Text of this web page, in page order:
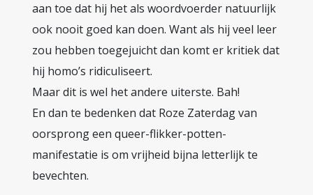
aan toe dat hij het als woordvoerder natuurlijk
ook nooit goed kan doen. Want als hij veel leer
zou hebben toegejuicht dan komt er kritiek dat
hij homo’s ridiculiseert.
Maar dit is wel het andere uiterste. Bah!
En dan te bedenken dat Roze Zaterdag van
oorsprong een queer-flikker-potten-
manifestatie is om vrijheid bijna letterlijk te
bevechten.